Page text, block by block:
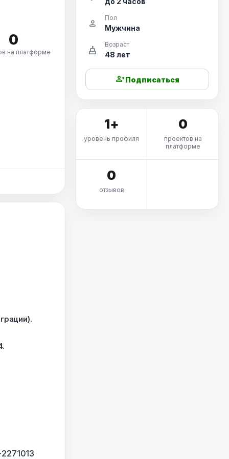
0
на платформе
person Пол
Мужчина
cake Возраст
48 лет
person_addПодписаться
1+
уровень профиля
0
проектов на
платформе
0
отзывов